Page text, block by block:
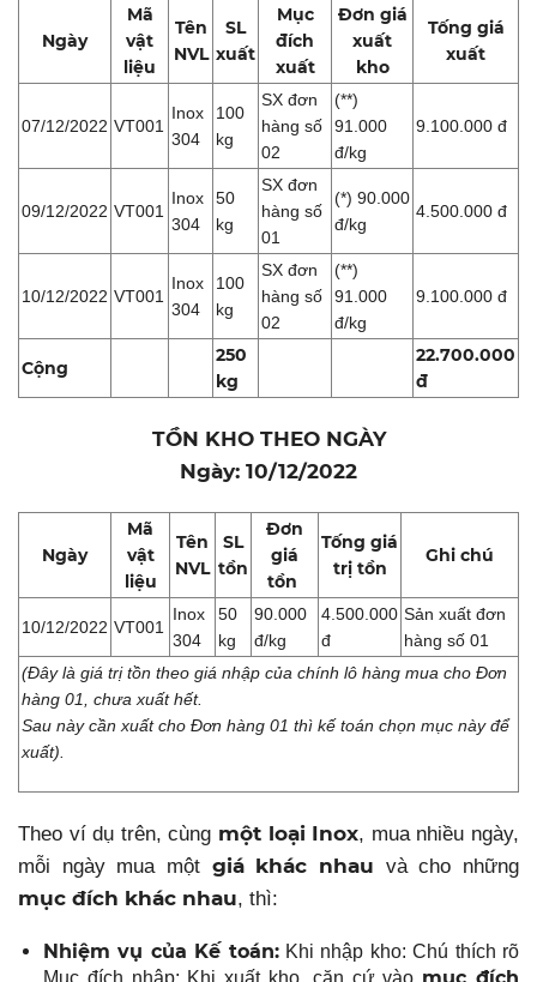
Ngày
Mã
vật
liệu
Tên
NVL
SL
xuất
Mục
đích
xuất
Đơn giá
xuất
kho
Tống giá
xuất
07/12/2022 VT001
Inox
304
100
kg
SX đơn
hàng số
02
(**)
91.000
đ/kg
9.100.000 đ
09/12/2022 VT001
Inox
304
50
kg
SX đơn
hàng số
01
(*) 90.000
đ/kg
4.500.000 đ
10/12/2022 VT001
Inox
304
100
kg
SX đơn
hàng số
02
(**)
91.000
đ/kg
9.100.000 đ
Cộng
250
kg
22.700.000
đ
TỒN KHO THEO NGÀY
Ngày: 10/12/2022
Ngày
Mã
vật
liệu
Tên
NVL
SL
tồn
Đơn
giá
tồn
Tống giá
trị tồn
Ghi chú
10/12/2022 VT001
Inox
304
50
kg
90.000
đ/kg
4.500.000
đ
Sản xuất đơn
hàng số 01
(Đây là giá trị tồn theo giá nhập của chính lô hàng mua cho Đơn
hàng 01, chưa xuất hết.
Sau này cần xuất cho Đơn hàng 01 thì kế toán chọn mục này để
xuất).
Theo ví dụ trên, cùng một loại Inox, mua nhiều ngày,
mỗi ngày mua một giá khác nhau và cho những
mục đích khác nhau, thì:
Nhiệm vụ của Kế toán:Khi nhập kho: Chú thích rõ